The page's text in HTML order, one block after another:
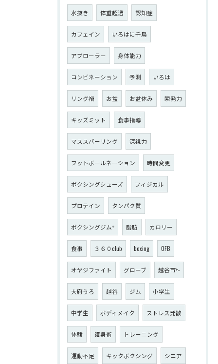
水抜き 体重超過 認知症
カフェイン いろはに千鳥
アブローラー 身体能力
コンビネーション 予測 いろは
リング禍 お盆 お盆休み 瞬発力
キッズミット 食事指導
マススパーリング 深視力
フットボールネーション 時間変更
ボクシングシューズ フィジカル
プロテイン タンパク質
ボクシングジム+ 脂肪 カロリー
食事 ３６０club boxing OFB
オヤジファイト グローブ 越谷市+-
大府うろ 越谷 ジム 小学生
中学生 ボディメイク ストレス発散
体験 護身術 トレーニング
運動不足 キックボクシング シニア